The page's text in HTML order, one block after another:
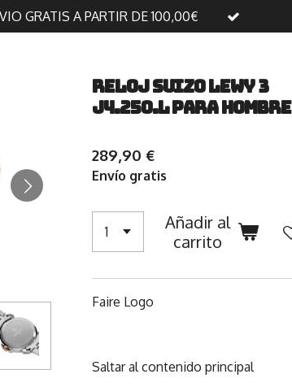
GRATIS A PARTIR DE 100,00€
Reloj suizo LeWy 3
J4.250.L para hombre
289,90 €
Envío gratis
Añadir al
carrito
Faire Logo
Saltar al contenido principal